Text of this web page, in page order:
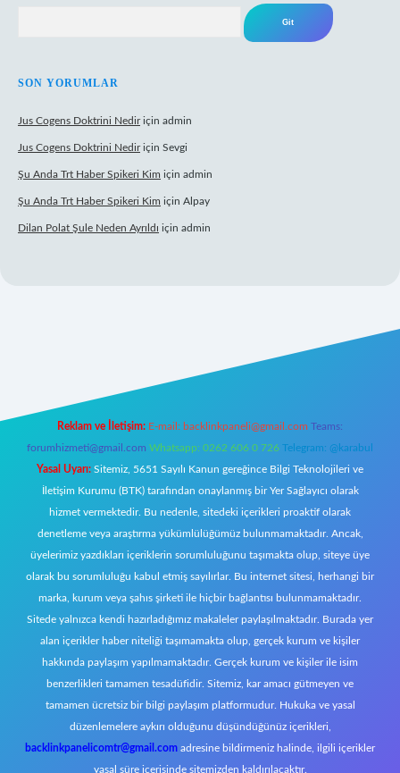
SON YORUMLAR
Jus Cogens Doktrini Nediriçin admin
Jus Cogens Doktrini Nediriçin Sevgi
Şu Anda Trt Haber Spikeri Kim için admin
Şu Anda Trt Haber Spikeri Kim için Alpay
Dilan Polat Şule Neden Ayrıldı için admin
Reklam ve İletişim: E-mail: backlinkpaneli@gmail.com Teams:
forumhizmeti@gmail.com Whatsapp: 0262 606 0 726 Telegram: @karabul
Yasal Uyarı: Sitemiz, 5651 Sayılı Kanun gereğince Bilgi Teknolojileri ve
İletişim Kurumu (BTK) tarafından onaylanmış bir Yer Sağlayıcı olarak
hizmet vermektedir. Bu nedenle, sitedeki içerikleri proaktif olarak
denetleme veya araştırma yükümlülüğümüz bulunmamaktadır. Ancak,
üyelerimiz yazdıkları içeriklerin sorumluluğunu taşımakta olup, siteye üye
olarak bu sorumluluğu kabul etmiş sayılırlar. Bu internet sitesi, herhangi bir
marka, kurum veya şahıs şirketi ile hiçbir bağlantısı bulunmamaktadır.
Sitede yalnızca kendi hazırladığımız makaleler paylaşılmaktadır. Burada yer
alan içerikler haber niteliği taşımamakta olup, gerçek kurum ve kişiler
hakkında paylaşım yapılmamaktadır. Gerçek kurum ve kişiler ile isim
benzerlikleri tamamen tesadüfidir. Sitemiz, kar amacı gütmeyen ve
tamamen ücretsiz bir bilgi paylaşım platformudur. Hukuka ve yasal
düzenlemelere aykırı olduğunu düşündüğünüz içerikleri,
backlinkpanelicomtr@gmail.com adresine bildirmeniz halinde, ilgili içerikler
yasal süre içerisinde sitemizden kaldırılacaktır.